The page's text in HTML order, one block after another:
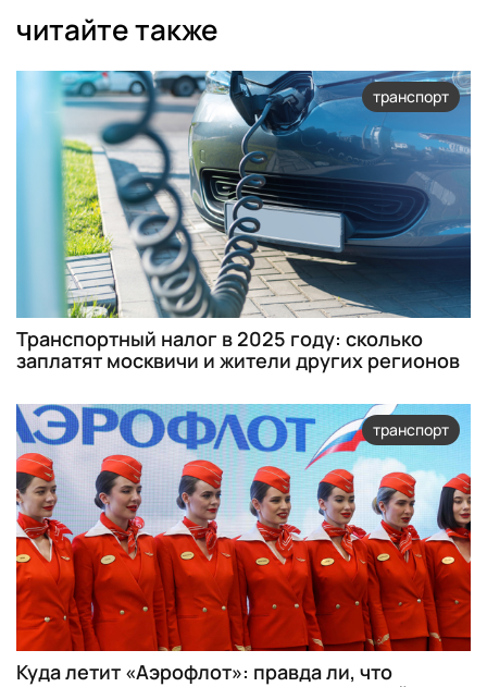
читайте также
транспорт
Транспортный налог в 2025 году: сколько
заплатят москвичи и жители других регионов
транспорт
Куда летит «Аэрофлот»: правда ли, что